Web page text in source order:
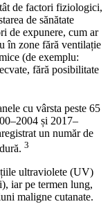
de factori fiziologici,
de sănătate
de expunere, cum ar
în zone fără ventilație
(de exemplu:
fără posibilitate
cu vârsta peste 65
și 2017–
un număr de
3
ultraviolete (UV)
iar pe termen lung,
maligne cutanate.